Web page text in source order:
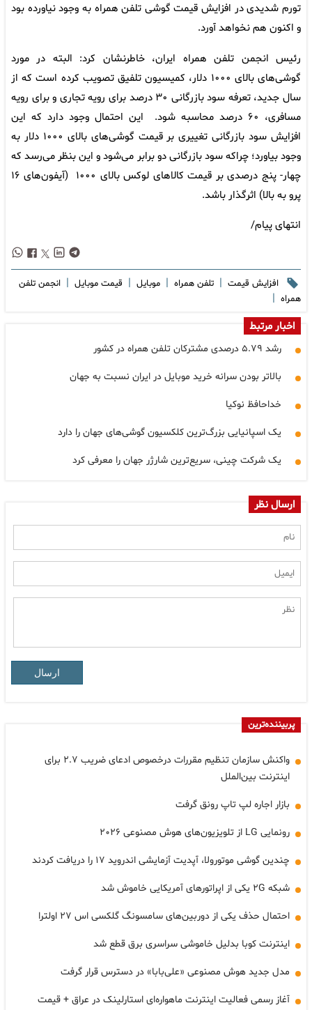
تورم شدیدی در افزایش قیمت گوشی تلفن همراه به وجود نیاورده بود
و اکنون هم نخواهد آورد.
رئیس انجمن تلفن همراه ایران، خاطرنشان کرد: البته در مورد
گوشی‌های بالای ۱۰۰۰ دلار، کمیسیون تلفیق تصویب کرده است که از
سال جدید، تعرفه سود بازرگانی ۳۰ درصد برای رویه تجاری و برای رویه
مسافری، ۶۰ درصد محاسبه شود. این احتمال وجود دارد که این
افزایش سود بازرگانی تغییری بر قیمت گوشی‌های بالای ۱۰۰۰ دلار به
وجود بیاورد؛ چراکه سود بازرگانی دو برابر می‌شود و این بنظر می‌رسد که
چهار- پنج درصدی بر قیمت کالاهای لوکس بالای ۱۰۰۰ (آیفون‌های ۱۶
پرو به بالا) اثرگذار باشد.
انتهای پیام/
افزایش قیمت | تلفن همراه | موبایل | قیمت موبایل | انجمن تلفن
همراه |
اخبار مرتبط
رشد ۵.۷۹ درصدی مشترکان تلفن همراه در کشور
بالاتر بودن سرانه خرید موبایل در ایران نسبت به جهان
خداحافظ نوکیا
یک اسپانیایی بزرگ‌ترین کلکسیون گوشی‌های جهان را دارد
یک شرکت چینی، سریع‌ترین شارژر جهان را معرفی کرد
ارسال نظر
ارسال
پربیننده‌ترین
واکنش سازمان تنظیم مقررات درخصوص ادعای ضریب ۲.۷ برای
اینترنت بین‌الملل
بازار اجاره لپ تاپ رونق گرفت
رونمایی LG از تلویزیون‌های هوش مصنوعی ۲۰۲۶
چندین گوشی موتورولا، آپدیت آزمایشی اندروید ۱۷ را دریافت کردند
شبکه ۲G یکی از اپراتورهای آمریکایی خاموش شد
احتمال حذف یکی از دوربین‌های سامسونگ گلکسی اس ۲۷ اولترا
اینترنت کوبا بدلیل خاموشی سراسری برق قطع شد
مدل جدید هوش مصنوعی «علی‌بابا» در دسترس قرار گرفت
آغاز رسمی فعالیت اینترنت ماهواره‌ای استارلینک در عراق + قیمت